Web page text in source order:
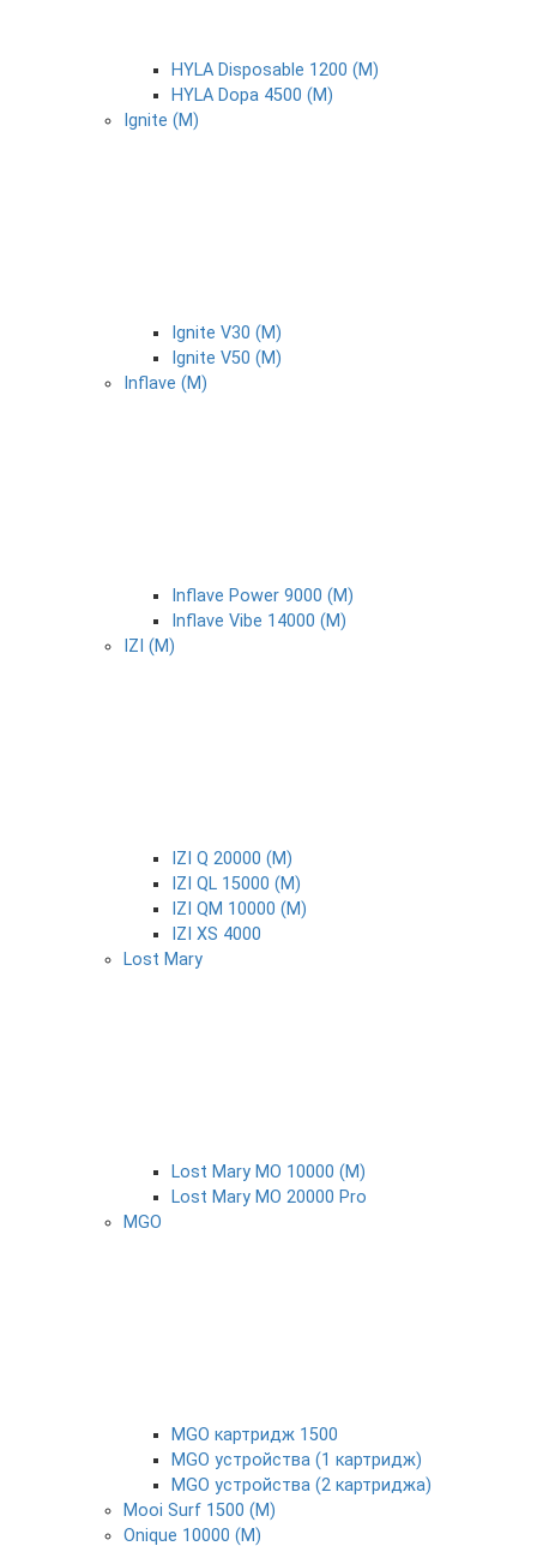
HYLA Disposable 1200 (М)
HYLA Dopa 4500 (М)
Ignite (М)
Ignite V30 (М)
Ignite V50 (М)
Inflave (М)
Inflave Power 9000 (М)
Inflave Vibe 14000 (М)
IZI (М)
IZI Q 20000 (М)
IZI QL 15000 (М)
IZI QM 10000 (М)
IZI XS 4000
Lost Mary
Lost Mary MO 10000 (М)
Lost Mary MO 20000 Pro
MGO
MGO картридж 1500
MGO устройства (1 картридж)
MGO устройства (2 картриджа)
Mooi Surf 1500 (М)
Onique 10000 (М)